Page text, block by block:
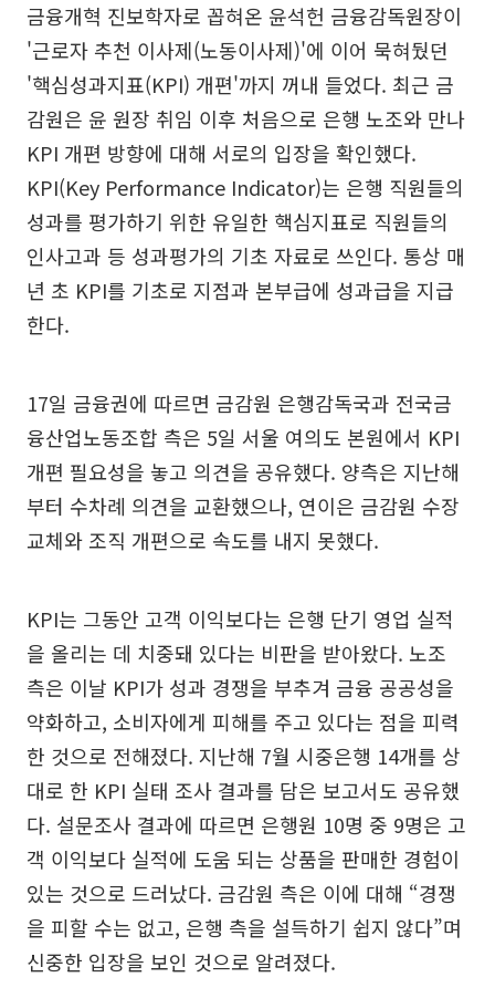
금융개혁 진보학자로 꼽혀온 윤석헌 금융감독원장이
'근로자 추천 이사제(노동이사제)'에 이어 묵혀뒀던
'핵심성과지표(KPI) 개편'까지 꺼내 들었다. 최근 금
감원은 윤 원장 취임 이후 처음으로 은행 노조와 만나
KPI 개편 방향에 대해 서로의 입장을 확인했다.
KPI(Key Performance Indicator)는 은행 직원들의
성과를 평가하기 위한 유일한 핵심지표로 직원들의
인사고과 등 성과평가의 기초 자료로 쓰인다. 통상 매
년 초 KPI를 기초로 지점과 본부급에 성과급을 지급
한다.
17일 금융권에 따르면 금감원 은행감독국과 전국금
융산업노동조합 측은 5일 서울 여의도 본원에서 KPI
개편 필요성을 놓고 의견을 공유했다. 양측은 지난해
부터 수차례 의견을 교환했으나, 연이은 금감원 수장
교체와 조직 개편으로 속도를 내지 못했다.
KPI는 그동안 고객 이익보다는 은행 단기 영업 실적
을 올리는 데 치중돼 있다는 비판을 받아왔다. 노조
측은 이날 KPI가 성과 경쟁을 부추겨 금융 공공성을
약화하고, 소비자에게 피해를 주고 있다는 점을 피력
한 것으로 전해졌다. 지난해 7월 시중은행 14개를 상
대로 한 KPI 실태 조사 결과를 담은 보고서도 공유했
다. 설문조사 결과에 따르면 은행원 10명 중 9명은 고
객 이익보다 실적에 도움 되는 상품을 판매한 경험이
있는 것으로 드러났다. 금감원 측은 이에 대해 “경쟁
을 피할 수는 없고, 은행 측을 설득하기 쉽지 않다”며
신중한 입장을 보인 것으로 알려졌다.